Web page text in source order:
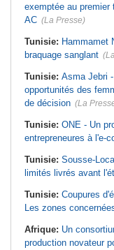
exemptée au premier
AC (La Presse)
Tunisie: Hammamet
braquage sanglant
Tunisie: Asma Jebri
opportunités des
de décision (La
Tunisie: ONE - Un
entrepreneures à l'e-
Tunisie: Sousse-
limités livrés avant
Tunisie: Coupures
Les zones
Afrique: Un
production novateur